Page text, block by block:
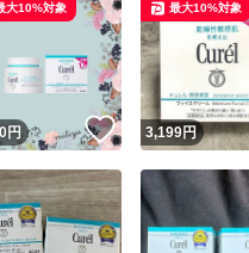
円 いいね！
大10%対象
3,199円
最大10%対象